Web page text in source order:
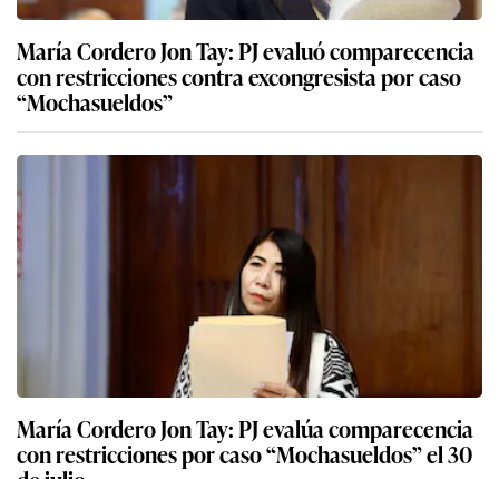
María Cordero Jon Tay: PJ evaluó comparecencia
con restricciones contra excongresista por caso
“Mochasueldos”
María Cordero Jon Tay: PJ evalúa comparecencia
con restricciones por caso “Mochasueldos” el 30